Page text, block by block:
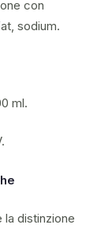
con
sodium.
ml.
la distinzione